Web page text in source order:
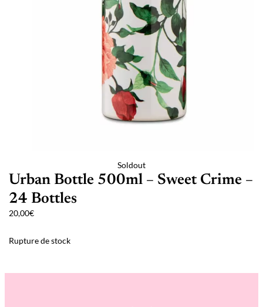
Soldout
Urban Bottle 500ml – Sweet Crime –
24 Bottles
20,00€
Rupture de stock